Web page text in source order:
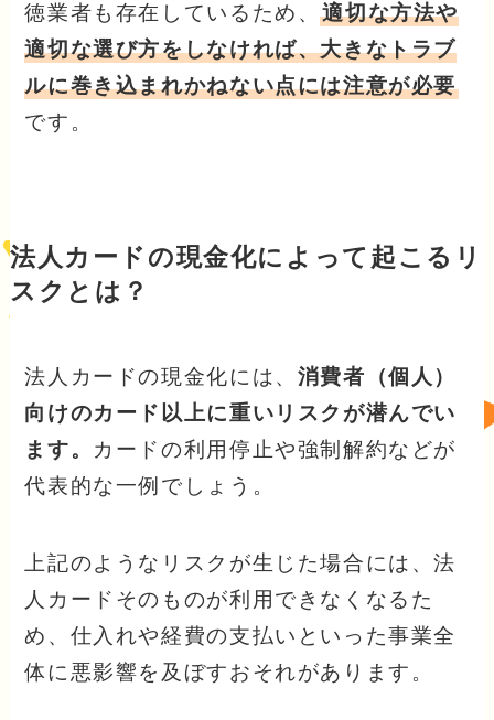
徳業者も存在しているため、適切な方法や
適切な選び方をしなければ、大きなトラブ
ルに巻き込まれかねない点には注意が必要
です。
法人カードの現金化によって起こるリ
スクとは？
法人カードの現金化には、 消費者（個人）
向けのカード以上に重いリスクが潜んでい
ます。 カードの利用停止や強制解約などが
代表的な一例でしょう。
上記のようなリスクが生じた場合には、法
人カードそのものが利用できなくなるた
め、仕入れや経費の支払いといった事業全
体に悪影響を及ぼすおそれがあります。